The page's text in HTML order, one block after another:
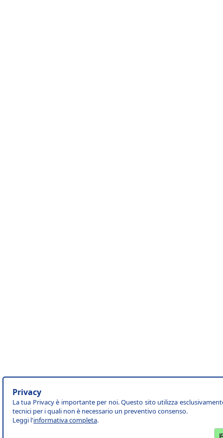
Privacy
La tua Privacy è importante per noi. Questo sito utilizza
tecnici per i quali non è necessario un preventivo consenso.
Leggi l'informativa completa.